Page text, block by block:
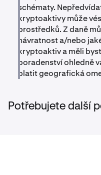
schématy.
kryptoaktivy může
prostředků. Z daně
návratnost a/nebo
kryptoaktiv a měli
poradenství ohledně
platit geografická
Potřebujete další